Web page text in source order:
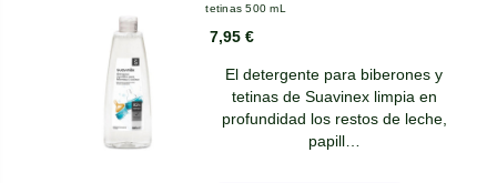
tetinas 500 mL
7,95 €
El detergente para biberones y
tetinas de Suavinex limpia en
profundidad los restos de leche,
papill…